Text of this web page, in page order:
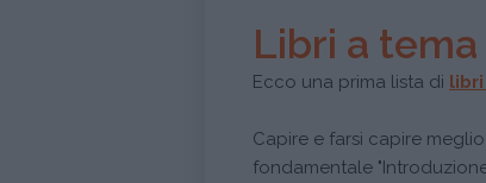
Libri a
Ecco una prima lista di libri
Capire e farsi capire
fondamentale